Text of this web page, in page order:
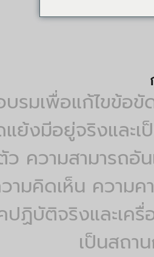
รมเพื่อแก้ไขข้อ
ย้งมีอยู่จริงและ
ว ความสามารถ
ามคิดเห็น ความ
ปฏิบัติจริงและเค
เป็นสถา